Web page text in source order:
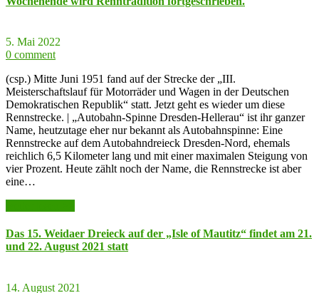
5. Mai 2022
0 comment
(csp.) Mitte Juni 1951 fand auf der Strecke der „III.
Meisterschaftslauf für Motorräder und Wagen in der Deutschen
Demokratischen Republik“ statt. Jetzt geht es wieder um diese
Rennstrecke. | „Autobahn-Spinne Dresden-Hellerau“ ist ihr ganzer
Name, heutzutage eher nur bekannt als Autobahnspinne: Eine
Rennstrecke auf dem Autobahndreieck Dresden-Nord, ehemals
reichlich 6,5 Kilometer lang und mit einer maximalen Steigung von
vier Prozent. Heute zählt noch der Name, die Rennstrecke ist aber
eine…
Das 15. Weidaer Dreieck auf der „Isle of Mautitz“ findet am 21.
und 22. August 2021 statt
14. August 2021